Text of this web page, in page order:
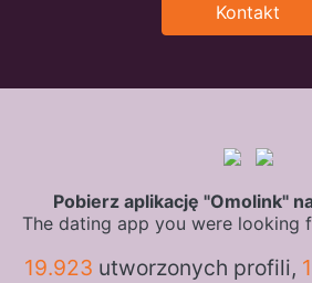
Kontakt
Pobierz aplikację "Omolink"
The dating app you were looking
19.923 utworzonych profili,